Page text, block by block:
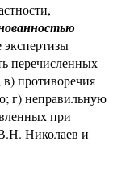
экспертизы
перечисленных
противоречия
г) неправильную
при
Николаев и